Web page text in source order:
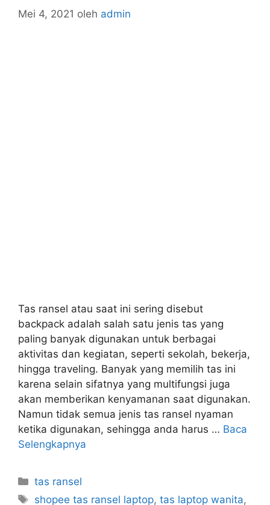
Mei 4, 2021 oleh admin
Tas ransel atau saat ini sering disebut
backpack adalah salah satu jenis tas yang
paling banyak digunakan untuk berbagai
aktivitas dan kegiatan, seperti sekolah, bekerja,
hingga traveling. Banyak yang memilih tas ini
karena selain sifatnya yang multifungsi juga
akan memberikan kenyamanan saat digunakan.
Namun tidak semua jenis tas ransel nyaman
ketika digunakan, sehingga anda harus … Baca
Selengkapnya
Kategori
tas ransel
Tag
shopee tas ransel laptop,tas laptop wanita,